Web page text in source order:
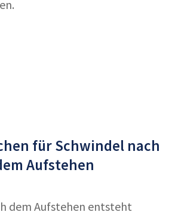
für Schwindel nach
Aufstehen
dem Aufstehen entsteht